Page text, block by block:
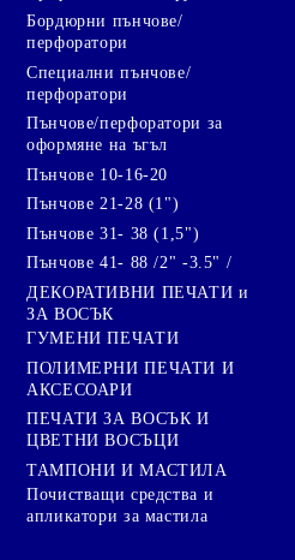
Бордюрни пънчове/
перфоратори
Специални пънчове/
перфоратори
Пънчове/перфоратори за
оформяне на ъгъл
Пънчове 10-16-20
Пънчове 21-28 (1")
Пънчове 31- 38 (1,5")
Пънчове 41- 88 /2" -3.5" /
ДЕКОРАТИВНИ ПЕЧАТИ и
ЗА ВОСЪК
ГУМЕНИ ПЕЧАТИ
ПОЛИМЕРНИ ПЕЧАТИ И
АКСЕСОАРИ
ПЕЧАТИ ЗА ВОСЪК И
ЦВЕТНИ ВОСЪЦИ
ТАМПОНИ И МАСТИЛА
Почистващи средства и
апликатори за мастила